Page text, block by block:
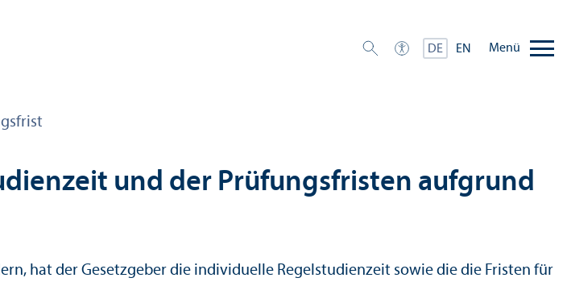
DE EN Menü
und der Prüfungs­fristen aufgrund
hat der Gesetzgeber die individuelle Regel­studien­zeit sowie die die Fristen für